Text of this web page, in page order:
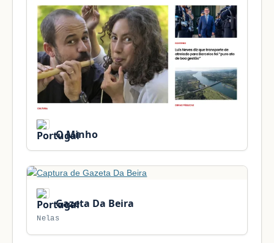
O Minho
Gazeta Da Beira
Nelas